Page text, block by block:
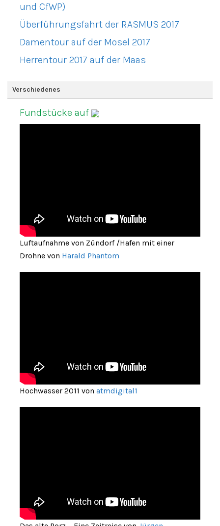
und CfWP)
Überführungsfahrt der RASMUS 2017
Damentour auf der Mosel 2017
Herrentour 2017 auf der Maas
Verschiedenes
Fundstücke auf
Luftaufnahme von Zündorf /Hafen mit einer
Drohne von Harald Phantom
Hochwasser 2011 von atmdigital1